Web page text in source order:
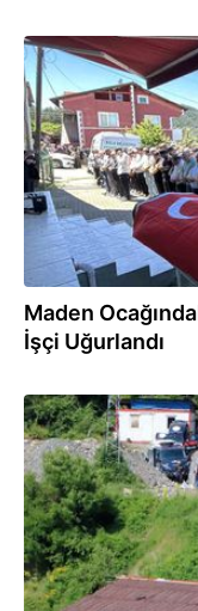
23.06.2026
Maden
İşçi Uğurlandı
22.06.2026